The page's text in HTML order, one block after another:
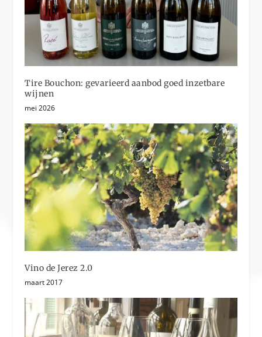
Tire Bouchon: gevarieerd aanbod goed inzetbare
wijnen
mei 2026
Vino de Jerez 2.0
maart 2017